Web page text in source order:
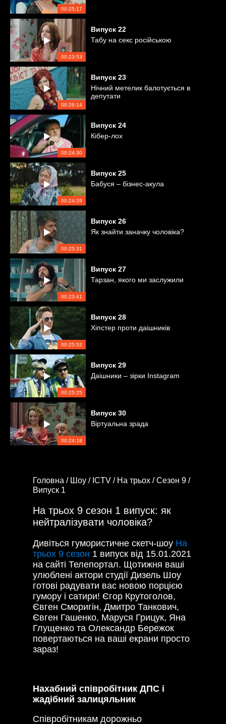
00:25:17
00:23:53
Випуск 22
Табу на секс російською
00:26:14
Випуск 23
Нічний метелик балотується в
депутати
00:24:30
Випуск 24
Кібер-лох
00:24:29
Випуск 25
Бабуся – бізнес-акула
00:25:31
Випуск 26
Як знайти заначку чоловіка?
00:23:41
Випуск 27
Тарзан, якого ми заслужили
00:25:52
Випуск 28
Хіпстер проти даішників
00:25:25
Випуск 29
Даішники – зірки Instagram
00:24:18
Випуск 30
Віртуальна зрада
Головна / Шоу / ICTV / На трьох /Сезон 9 /
Випуск 1
На трьох 9 сезон 1 випуск: як
нейтралізувати чоловіка?
Дивіться гумористичне скетч-шоу На
трьох 9 сезон 1 випуск від 15.01.2021
на сайті Телепортал. Щотижня ваші
улюблені актори студії Дизель Шоу
готові радувати вас новою порцією
гумору і сатири! Єгор Крутоголов,
Євген Сморигін, Дмитро Танкович,
Євген Гашенко, Маруся Грицук, Яна
Глущенко та Олександр Бережок
повертаються на ваші екрани просто
зараз!
Нахабний співробітник ДПС і
жадібний залицяльник
Співробітникам дорожньо